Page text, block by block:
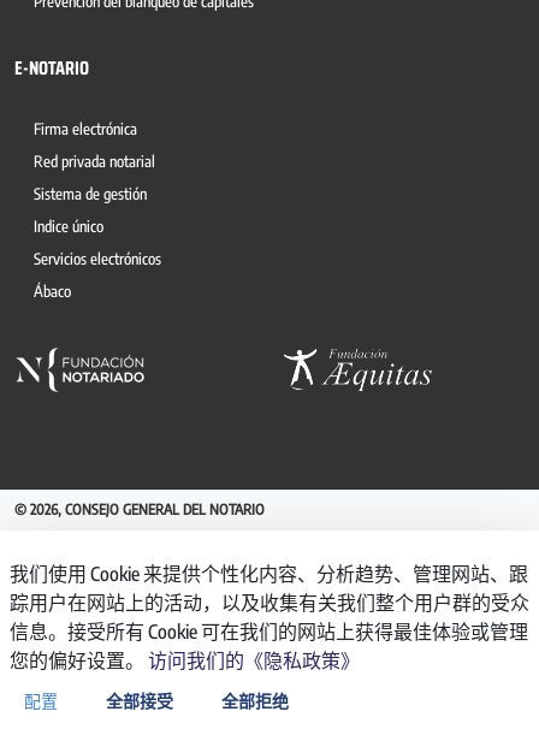
E-NOTARIO
Firma electrónica
Red privada notarial
Sistema de gestión
Indice único
Servicios electrónicos
Ábaco
© 2026, CONSEJO GENERAL DEL NOTARIO
REGISTRO DE ACTIVIDADES DE TRATAMIENTO
AVISO LEGAL
POLÍTICA DE PRIVACIDAD
POLÍTICA DE COOKIES
ACCESIBILIDAD
我们使用 Cookie 来提供个性化内容、分析趋势、管理网站、跟
踪用户在网站上的活动，以及收集有关我们整个用户群的受众
信息。接受所有 Cookie 可在我们的网站上获得最佳体验或管理
您的偏好设置。 访问我们的《隐私政策》
配置 全部接受 全部拒绝